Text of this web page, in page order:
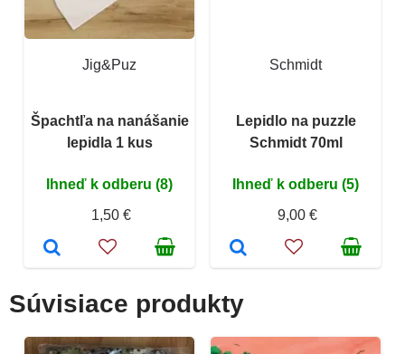
Jig&Puz
Špachtľa na nanášanie
lepidla 1 kus
Ihneď k odberu (8)
1,50 €
Schmidt
Lepidlo na puzzle
Schmidt 70ml
Ihneď k odberu (5)
9,00 €
Súvisiace produkty